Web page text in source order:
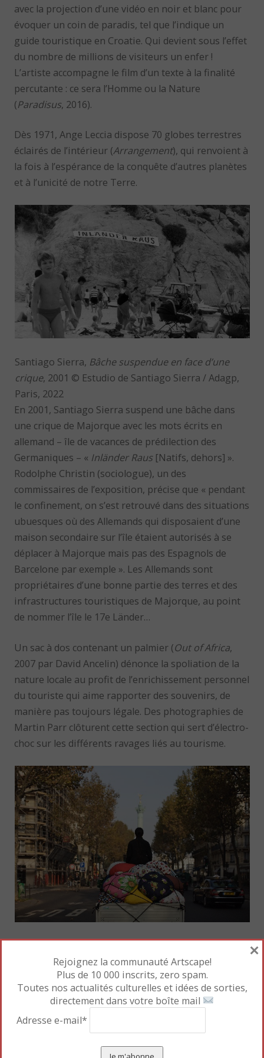
avec la projection d’une vidéo en noir et blanc pour
évoquer un coin de paradis, tel que l’indique un
guide touristique en Croatie. Qui devient sous l’effet
du nombre de millions de visiteurs un enfer !
L’artiste accompagne le film d’un texte à la finalité
percutante : ce sera l’Homme ou la Nature
(Paradisus, 2016).
Dès 1971, Ange Leccia dispose 70 globes terrestres
éclairés de l’intérieur (Arrangement), qui renvoient à
la fois à l’espérance de la conquête d’autres planètes
et à l’unicité de notre Terre.
Santiago Sierra, Bâche suspendue en face d’une
crique, 2001 © Estudio de Santiago Sierra / Adagp,
Paris, 2022
En 2001, Santiago Sierra suspend une bâche dans
une crique de Majorque avec les mots écrits en
allemand – île de vacances de prédilection des
Germaniques – « Inländer Raus [Natifs, dehors] ».
Rodolphe Christin (sociologue), un des
commissaires de l’exposition, précise que « pendant
le confinement, on s’est retrouvé dans des situations
ubuesques où des Allemands qui disposaient d’une
maison secondaire sur l’île étaient autorisés à se
déplacer à Majorque mais pas des Espagnols de
Barcelone par exemple ». Les Allemands sont
propriétaires d’une bonne partie des terres et des
infrastructures touristiques de Majorque, au point
de nommer l’île le 17e Länder…
Un sac à dos contenant un palmier (Out of Africa,
2007 par David Ancelin) dénonce la spoliation de la
nature locale au profit de l’enrichissement personnel
du touriste qui aime rapporter des souvenirs, de
manière pas toujours légale. Des photographies de
Martin Parr clôturent cette section qui sert d’électro-
choc sur les différents ravages liés au tourisme.
Kimsooja – MAC VAL / Adagp, Paris, 2022
À l’étage, une vidéo de l’artiste sud-coréenne
Kimsooja (Bottari Truck-Migrateurs, 2007) rend
hommage aux sans-papiers expulsés de l’église
Saint-Bernard du 18e arrondissement de Paris
Rejoignez la communauté Artscape!
Plus de 10 000 inscrits, zero spam.
Toutes nos actualités culturelles et idées de sorties,
directement dans votre boîte mail
Adresse e-mail*
×